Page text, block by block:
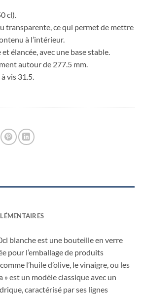
€.
cl).
transparente, ce qui permet de mettre
à l’intérieur.
élancée, avec une base stable.
autour de 277.5 mm.
vis 31.5.
blanche est une bouteille en verre
pour l’emballage de produits
l’huile d’olive, le vinaigre, ou les
» est un modèle classique avec un
caractérisé par ses lignes